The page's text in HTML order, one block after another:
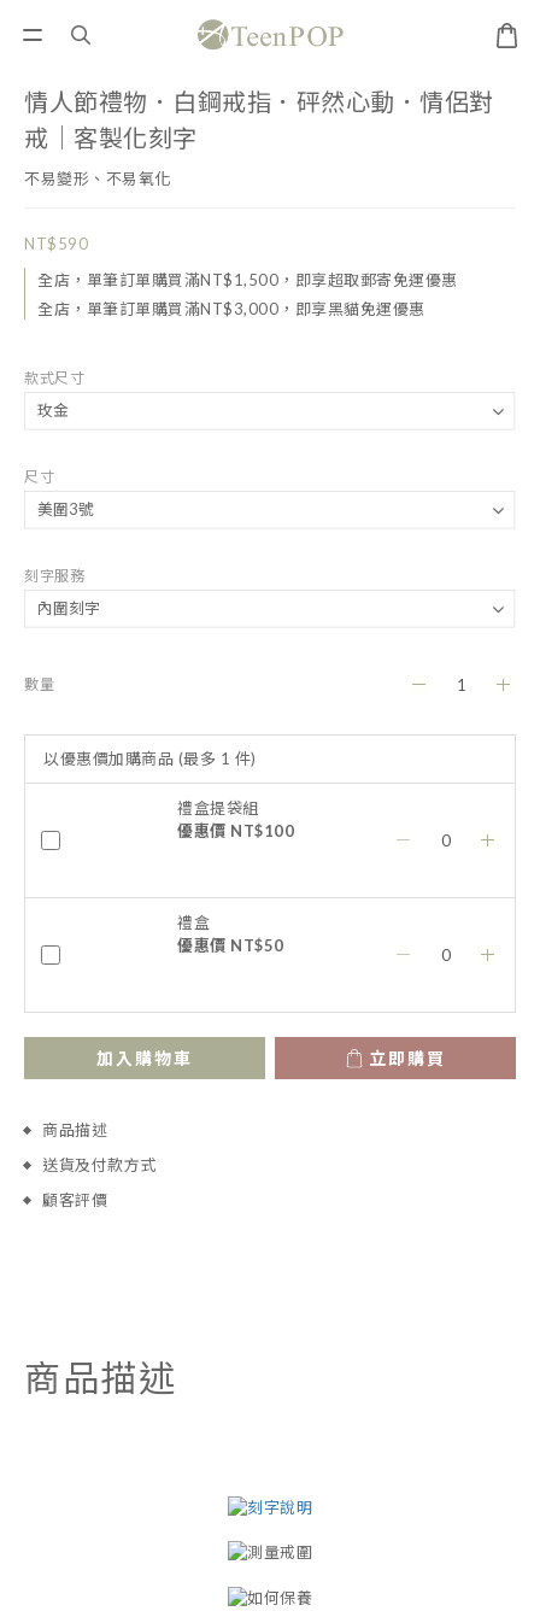
情人節禮物．白鋼戒指．砰然心動．情侶對
戒｜客製化刻字
不易變形、不易氧化
NT$590
全店，單筆訂單購買滿NT$1,500，即享超取郵寄免運優惠
全店，單筆訂單購買滿NT$3,000，即享黑貓免運優惠
款式尺寸
尺寸
刻字服務
數量
以優惠價加購商品 (最多 1 件)
禮盒提袋組
優惠價 NT$100
禮盒
優惠價 NT$50
加入購物車 立即購買
商品描述
送貨及付款方式
顧客評價
商品描述